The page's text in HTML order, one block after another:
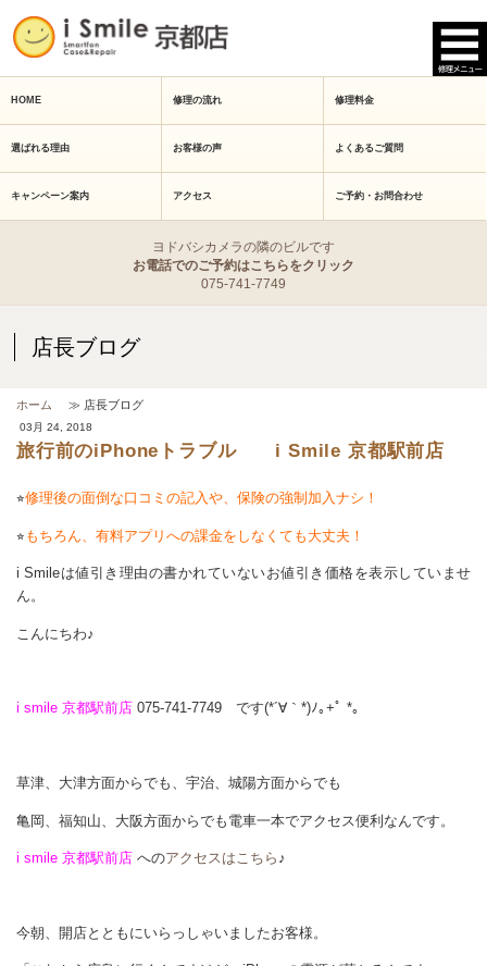
HOME 修理の流れ 修理料金
選ばれる理由 お客様の声 よくあるご質問
キャンペーン案内 アクセス ご予約・お問合わせ
ヨドバシカメラの隣のビルです
お電話でのご予約はこちらをクリック
075-741-7749
店長ブログ
ホーム ≫ 店長ブログ
03月 24, 2018
旅行前のiPhoneトラブル i Smile 京都駅前店
⭐︎修理後の面倒な口コミの記入や、保険の強制加入ナシ！
⭐︎ もちろん、有料アプリへの課金をしなくても大丈夫！
i Smileは値引き理由の書かれていないお値引き価格を表示していませ
ん。
こんにちわ♪
i smile 京都駅前店 075-741-7749 です(*´∀｀*)ﾉ｡+ﾟ *｡
草津、大津方面からでも、宇治、城陽方面からでも
亀岡、福知山、大阪方面からでも電車一本でアクセス便利なんです。
i smile 京都駅前店 へのアクセスはこちら ♪
今朝、開店とともにいらっしゃいましたお客様。